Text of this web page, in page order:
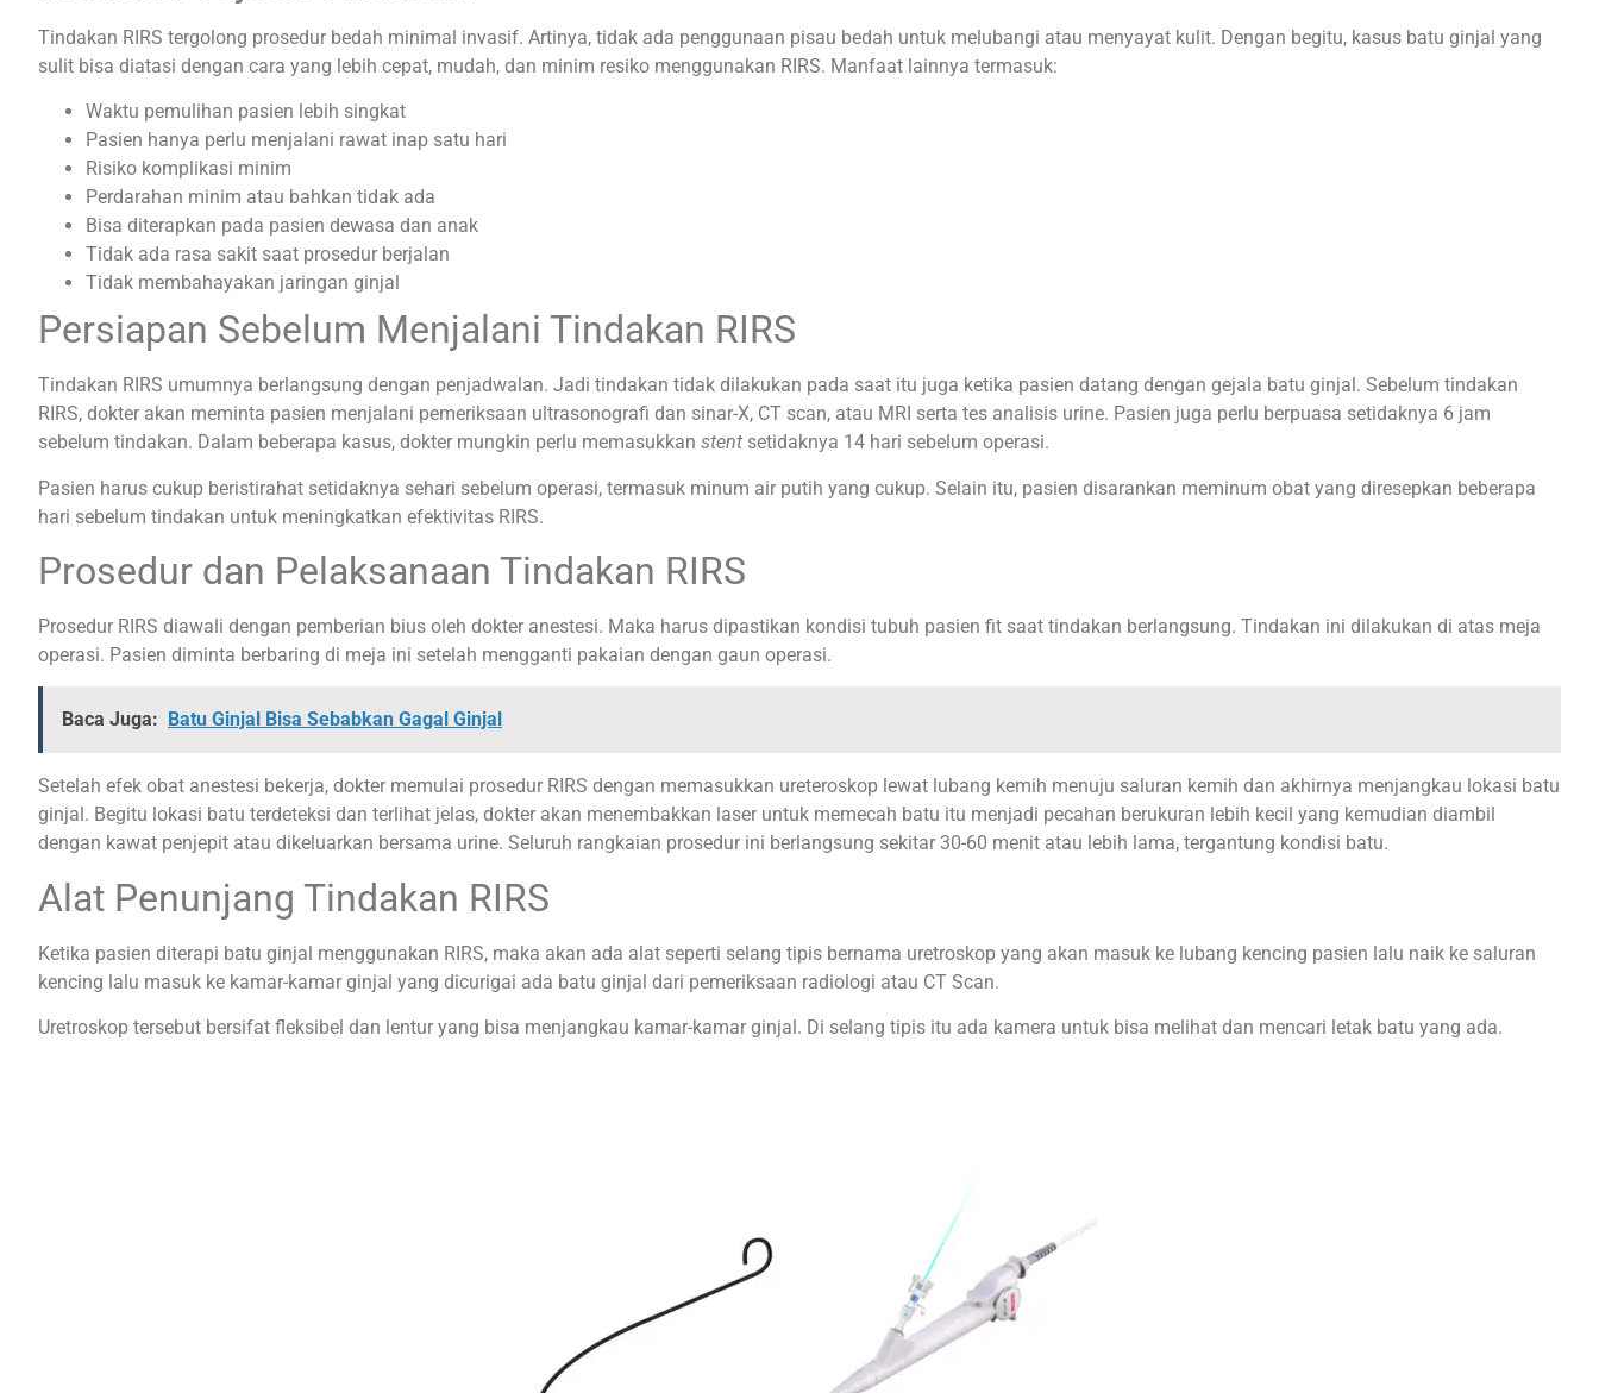
Tindakan RIRS tergolong prosedur bedah minimal invasif. Artinya, tidak ada penggunaan pisau bedah untuk melubangi atau menyayat kulit. Dengan begitu, kasus batu ginjal yang
sulit bisa diatasi dengan cara yang lebih cepat, mudah, dan minim resiko menggunakan RIRS. Manfaat lainnya termasuk:
Waktu pemulihan pasien lebih singkat
Pasien hanya perlu menjalani rawat inap satu hari
Risiko komplikasi minim
Perdarahan minim atau bahkan tidak ada
Bisa diterapkan pada pasien dewasa dan anak
Tidak ada rasa sakit saat prosedur berjalan
Tidak membahayakan jaringan ginjal
Persiapan Sebelum Menjalani Tindakan RIRS
Tindakan RIRS umumnya berlangsung dengan penjadwalan. Jadi tindakan tidak dilakukan pada saat itu juga ketika pasien datang dengan gejala batu ginjal. Sebelum tindakan
RIRS, dokter akan meminta pasien menjalani pemeriksaan ultrasonografi dan sinar-X, CT scan, atau MRI serta tes analisis urine. Pasien juga perlu berpuasa setidaknya 6 jam
sebelum tindakan. Dalam beberapa kasus, dokter mungkin perlu memasukkan stent setidaknya 14 hari sebelum operasi.
Pasien harus cukup beristirahat setidaknya sehari sebelum operasi, termasuk minum air putih yang cukup. Selain itu, pasien disarankan meminum obat yang diresepkan beberapa
hari sebelum tindakan untuk meningkatkan efektivitas RIRS.
Prosedur dan Pelaksanaan Tindakan RIRS
Prosedur RIRS diawali dengan pemberian bius oleh dokter anestesi. Maka harus dipastikan kondisi tubuh pasien fit saat tindakan berlangsung. Tindakan ini dilakukan di atas meja
operasi. Pasien diminta berbaring di meja ini setelah mengganti pakaian dengan gaun operasi.
Baca Juga: Batu Ginjal Bisa Sebabkan Gagal Ginjal
Setelah efek obat anestesi bekerja, dokter memulai prosedur RIRS dengan memasukkan ureteroskop lewat lubang kemih menuju saluran kemih dan akhirnya menjangkau lokasi batu
ginjal. Begitu lokasi batu terdeteksi dan terlihat jelas, dokter akan menembakkan laser untuk memecah batu itu menjadi pecahan berukuran lebih kecil yang kemudian diambil
dengan kawat penjepit atau dikeluarkan bersama urine. Seluruh rangkaian prosedur ini berlangsung sekitar 30-60 menit atau lebih lama, tergantung kondisi batu.
Alat Penunjang Tindakan RIRS
Ketika pasien diterapi batu ginjal menggunakan RIRS, maka akan ada alat seperti selang tipis bernama uretroskop yang akan masuk ke lubang kencing pasien lalu naik ke saluran
kencing lalu masuk ke kamar-kamar ginjal yang dicurigai ada batu ginjal dari pemeriksaan radiologi atau CT Scan.
Uretroskop tersebut bersifat fleksibel dan lentur yang bisa menjangkau kamar-kamar ginjal. Di selang tipis itu ada kamera untuk bisa melihat dan mencari letak batu yang ada.